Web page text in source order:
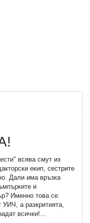
всява смут из
екип, сестрите
Дали има връзка
и
Именно това се
УИЧ, а разкритията,
всички!...